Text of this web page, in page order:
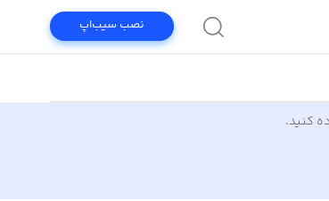
نصب سیب‌اپ
کنید.